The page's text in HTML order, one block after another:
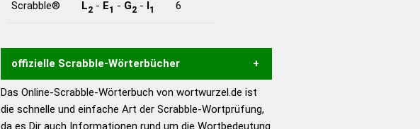
Scrabble® L2- E1 - G2- I1 6
offizielle Scrabble-Wörterbücher
Wortwurzel liefert mit Hilfe eines semantischen
Wortanalyse-Algorithmus gute Anhaltspunkte zu
Das Online-Scrabble-Wörterbuch von wortwurzel.de ist
die schnelle und einfache Art der Scrabble-Wortprüfung,
da es Dir auch Informationen rund um die Wortbedeutung